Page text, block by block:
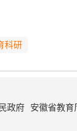
科研
政府 安徽省教育